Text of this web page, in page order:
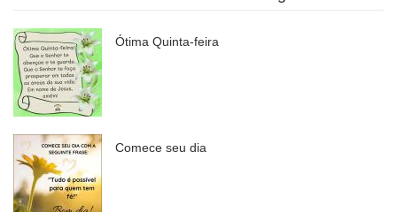
Ótima Quinta-feira
Comece seu dia